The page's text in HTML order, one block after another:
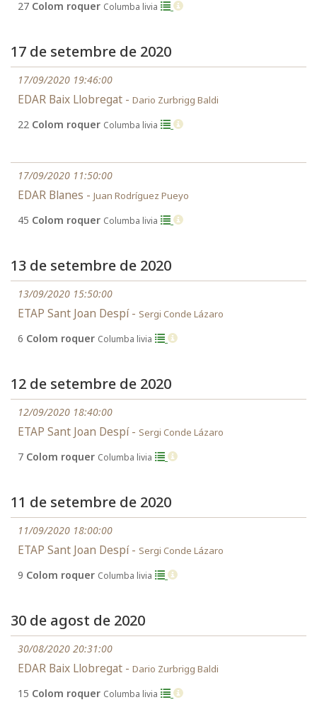
27 Colom roquer Columba livia
17 de setembre de 2020
17/09/2020 19:46:00
EDAR Baix Llobregat - Dario Zurbrigg Baldi
22 Colom roquer Columba livia
17/09/2020 11:50:00
EDAR Blanes - Juan Rodríguez Pueyo
45 Colom roquer Columba livia
13 de setembre de 2020
13/09/2020 15:50:00
ETAP Sant Joan Despí - Sergi Conde Lázaro
6 Colom roquer Columba livia
12 de setembre de 2020
12/09/2020 18:40:00
ETAP Sant Joan Despí - Sergi Conde Lázaro
7 Colom roquer Columba livia
11 de setembre de 2020
11/09/2020 18:00:00
ETAP Sant Joan Despí - Sergi Conde Lázaro
9 Colom roquer Columba livia
30 de agost de 2020
30/08/2020 20:31:00
EDAR Baix Llobregat - Dario Zurbrigg Baldi
15 Colom roquer Columba livia